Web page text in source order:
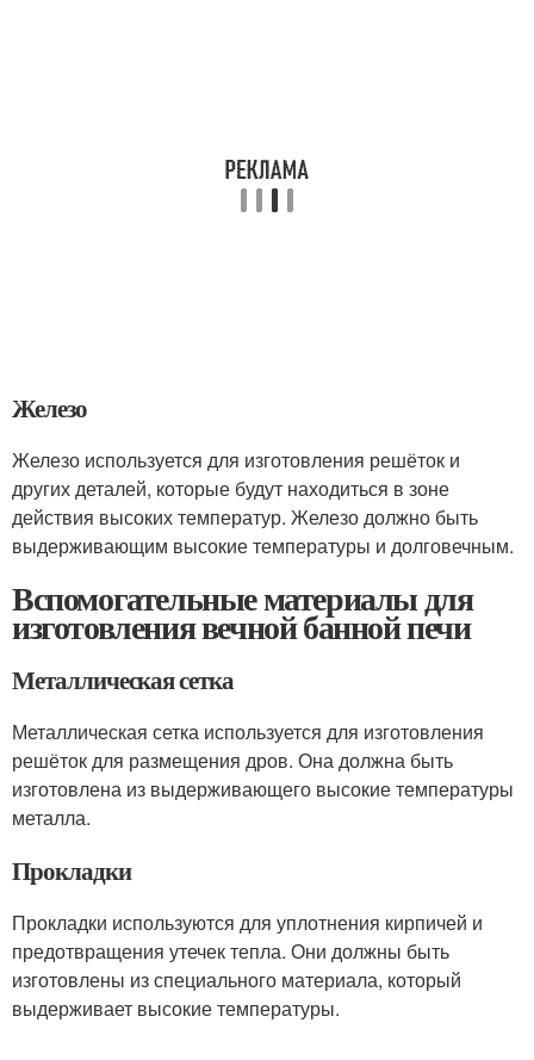
Железо
Железо используется для изготовления решёток и
других деталей, которые будут находиться в зоне
действия высоких температур. Железо должно быть
выдерживающим высокие температуры и долговечным.
Вспомогательные материалы для
изготовления вечной банной печи
Металлическая сетка
Металлическая сетка используется для изготовления
решёток для размещения дров. Она должна быть
изготовлена из выдерживающего высокие температуры
металла.
Прокладки
Прокладки используются для уплотнения кирпичей и
предотвращения утечек тепла. Они должны быть
изготовлены из специального материала, который
выдерживает высокие температуры.